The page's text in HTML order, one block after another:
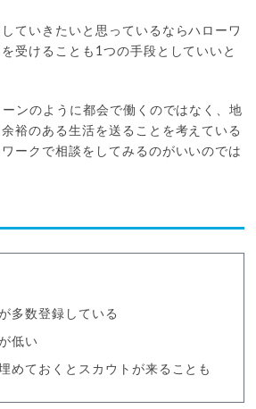
ていきたいと思っているならハローワ
受けることも1つの手段としていいと
ンのように都会で働くのではなく、地
裕のある生活を送ることを考えている
ークで相談をしてみるのがいいのでは
多数登録している
低い
めておくとスカウトが来ることも